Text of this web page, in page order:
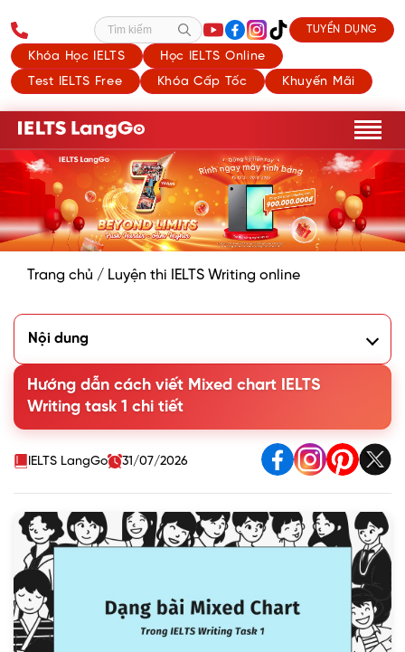
Khóa Học IELTS
Học IELTS Online
Test IELTS Free
Khóa Cấp Tốc Khuyến Mãi
Tìm kiếm TUYỂN DỤNG
Trang chủ / Luyện thi IELTS Writing online
Nội dung
2. Các dạng biểu đồ kết hợp (Mixed chart) trong IELTS
Writing
2. Cách viết Mixed chart IELTS Writing Task 1
3. Một số lưu ý khi viết dạng Mixed chart Writing Task 1
4. Từ vựng hữu ích cho dạng bài Mixed chart Writing Task 1
Hướng dẫn cách viết Mixed chart IELTS
Writing task 1 chi tiết
IELTS LangGo 31/07/2026